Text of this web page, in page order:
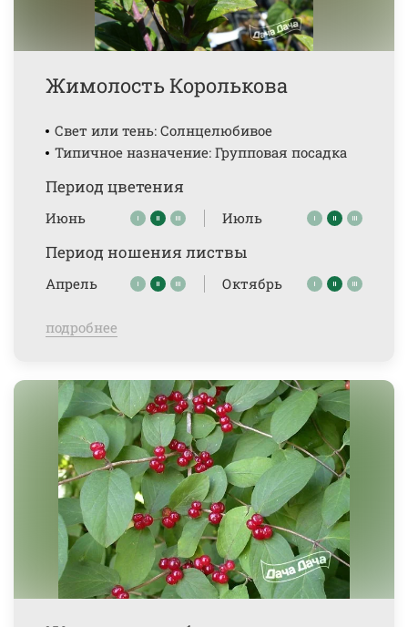
Жимолость Королькова
Свет или тень: Солнцелюбивое
Типичное назначение: Групповая посадка
Период цветения
Июнь Июль
Период ношения листвы
Апрель Октябрь
подробнее